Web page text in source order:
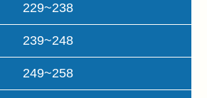
229~238
239~248
249~258